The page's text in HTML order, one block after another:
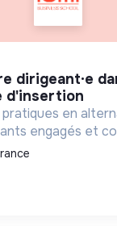
d'insertion
en
engagés et
basées sur la